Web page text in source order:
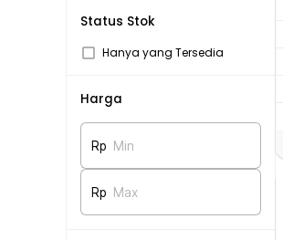
Status Stok
Hanya yang Tersedia
Harga
Rp Min
Rp Max